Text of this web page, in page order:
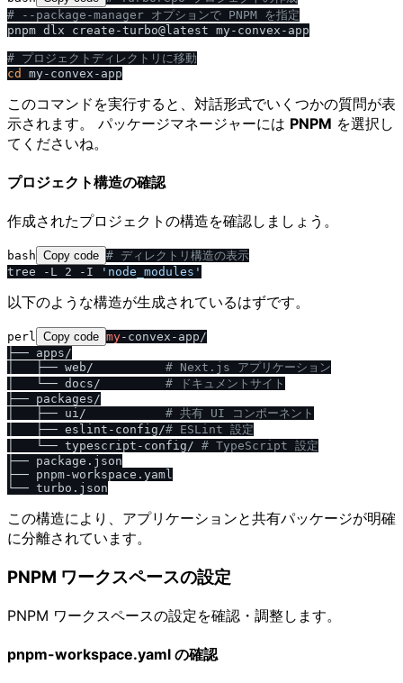
# --package-manager オプションで PNPM を指定
pnpm dlx create-turbo@latest my-convex-app
# プロジェクトディレクトリに移動
cd
このコマンドを実行すると、対話形式でいくつかの質問が表
示されます。 パッケージマネージャーには PNPM を選択し
てくださいね。
プロジェクト構造の確認
作成されたプロジェクトの構造を確認しましょう。
bash Copy code # ディレクトリ構造の表示
tree -L 2 -I
'node_modules'
以下のような構造が生成されているはずです。
perl Copy code my-convex-app/
├── apps/
│   ├── web/ # Next.js アプリケーション
│   └── docs/ # ドキュメントサイト
├── packages/
│   ├── ui/ # 共有 UI コンポーネント
│   ├── eslint-config/# ESLint 設定
│   └── typescript-config/ # TypeScript 設定
├── package.json
├── pnpm-workspace.yaml
この構造により、アプリケーションと共有パッケージが明確
に分離されています。
PNPM ワークスペースの設定
PNPM ワークスペースの設定を確認・調整します。
pnpm-workspace.yaml の確認